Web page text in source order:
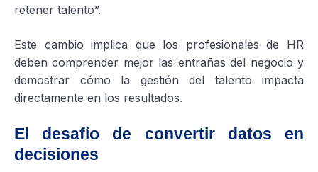
retener talento”.
Este cambio implica que los profesionales de HR
deben comprender mejor las entrañas del negocio y
demostrar cómo la gestión del talento impacta
directamente en los resultados.
El desafío de convertir datos en
decisiones